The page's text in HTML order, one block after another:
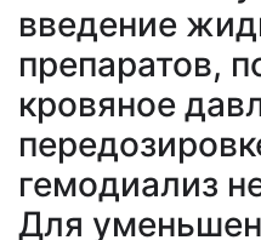
введение
препаратов,
кровяное
гемодиализ
Для